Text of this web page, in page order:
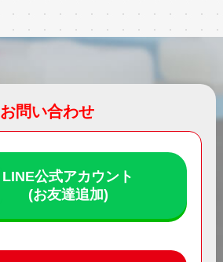
お問い合わせ
LINE公式アカウント
(お友達追加)